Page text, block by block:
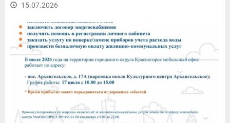
15.07.2026